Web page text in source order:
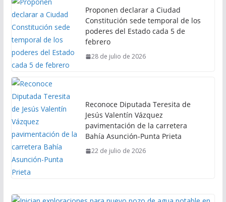
Proponen declarar a Ciudad
Constitución sede temporal de los
poderes del Estado cada 5 de
febrero
28 de julio de 2026
Reconoce Diputada Teresita de
Jesús Valentín Vázquez
pavimentación de la carretera
Bahía Asunción-Punta Prieta
22 de julio de 2026